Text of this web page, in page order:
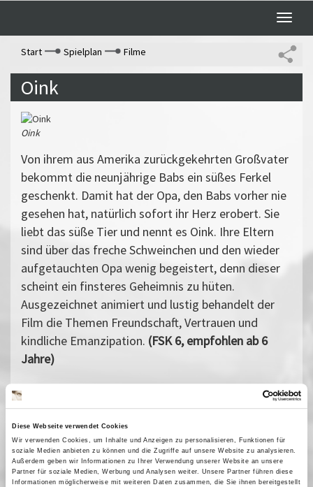
Diese Webseite verwendet Cookies
Wir verwenden Cookies, um Inhalte und Anzeigen zu personalisieren, Funktionen für
soziale Medien anbieten zu können und die Zugriffe auf unsere Website zu analysieren.
Außerdem geben wir Informationen zu Ihrer Verwendung unserer Website an unsere
Partner für soziale Medien, Werbung und Analysen weiter. Unsere Partner führen diese
Informationen möglicherweise mit weiteren Daten zusammen, die Sie ihnen bereitgestellt
Toggle
Start
Spielplan Filme
Oink
Oink
Von ihrem aus Amerika zurückgekehrten Großvater
bekommt die neunjährige Babs ein süßes Ferkel
geschenkt. Damit hat der Opa, den Babs vorher nie
gesehen hat, natürlich sofort ihr Herz erobert. Sie
liebt das süße Tier und nennt es Oink. Ihre Eltern
sind über das freche Schweinchen und den wieder
aufgetauchten Opa wenig begeistert, denn dieser
scheint ein finsteres Geheimnis zu hüten.
Ausgezeichnet animiert und lustig behandelt der
Film die Themen Freundschaft, Vertrauen und
kindliche Emanzipation. (FSK 6, empfohlen ab 6
Jahre)
Vergangene Vorstellungen
03 Juni 2023
| 15:00
04 Juni 2023| 15:00
01 August 2023| 10:00